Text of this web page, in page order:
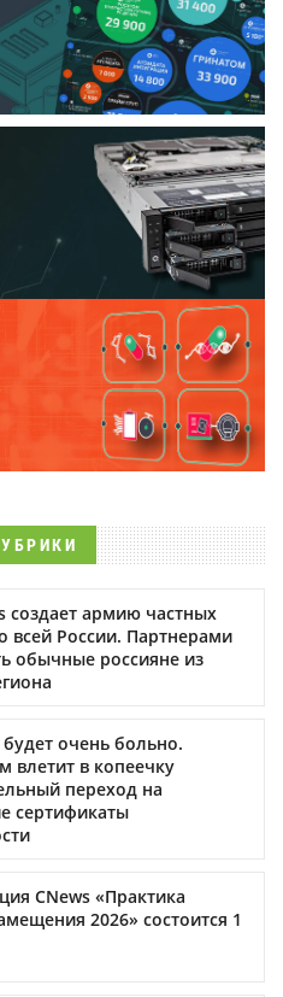
создает армию частных
всей России. Партнерами
обычные россияне из
очень больно.
влетит в копеечку
переход на
сертификаты
CNews «Практика
2026» состоится 1